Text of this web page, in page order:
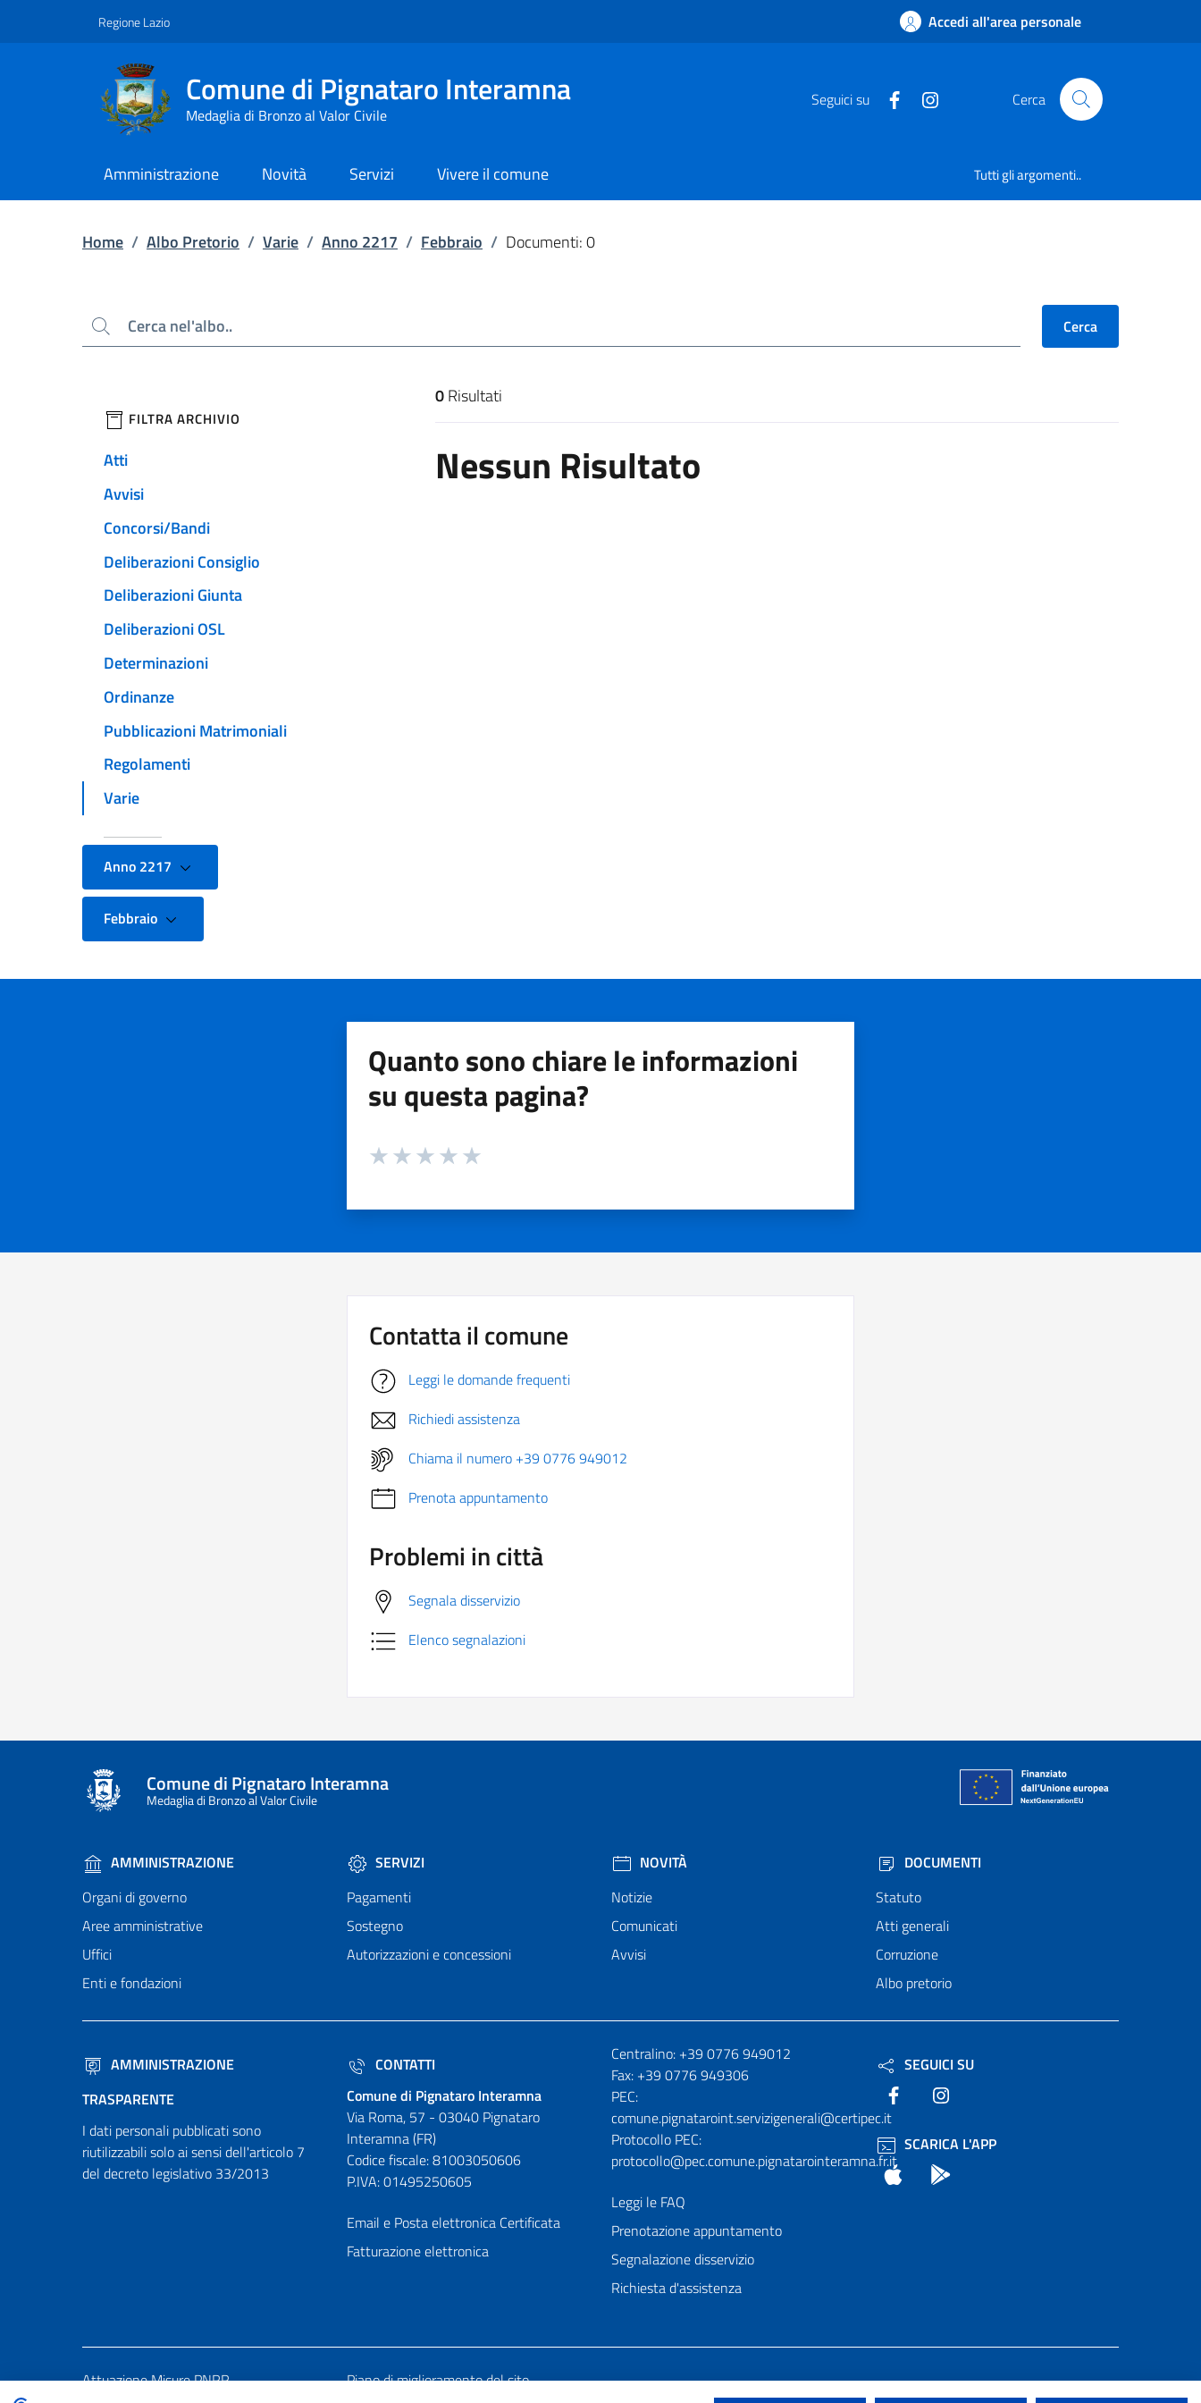
Regione Lazio Accedi all'area personale
Comune di Pignataro Interamna
Medaglia di Bronzo al Valor Civile
Seguici su Cerca
Amministrazione Novità Servizi Vivere il comune Tutti gli argomenti..
Home / Albo Pretorio / Varie / Anno 2217 / Febbraio / Documenti: 0
Cerca Cerca
filtri da applicare
FILTRA ARCHIVIO
Atti
Avvisi
Concorsi/Bandi
Deliberazioni Consiglio
Deliberazioni Giunta
Deliberazioni OSL
Determinazioni
Ordinanze
Pubblicazioni Matrimoniali
Regolamenti
Varie
Anno 2217
Febbraio
Risultati di ricerca
0Risultati
Nessun Risultato
Quanto sono chiare le informazioni
su questa pagina?
Valuta da 1 a 5 stelle la pagina
Contatta il comune
Leggi le domande frequenti
Richiedi assistenza
Chiama il numero +39 0776 949012
Prenota appuntamento
Problemi in città
Segnala disservizio
Elenco segnalazioni
Comune di Pignataro Interamna
Medaglia di Bronzo al Valor Civile
AMMINISTRAZIONE
Organi di governo
Aree amministrative
Uffici
Enti e fondazioni
SERVIZI
Pagamenti
Sostegno
Autorizzazioni e concessioni
NOVITÀ
Notizie
Comunicati
Avvisi
DOCUMENTI
Statuto
Atti generali
Corruzione
Albo pretorio
AMMINISTRAZIONE
TRASPARENTE
I dati personali pubblicati sono
riutilizzabili solo ai sensi dell'articolo 7
del decreto legislativo 33/2013
CONTATTI
Comune di Pignataro Interamna
Via Roma, 57 - 03040 Pignataro
Interamna (FR)
Codice fiscale: 81003050606
P.IVA: 01495250605
Email e Posta elettronica Certificata
Fatturazione elettronica
Numeri utili
Centralino: +39 0776 949012
Fax: +39 0776 949306
PEC:
comune.pignataroint.servizigenerali@certipec.it
Protocollo PEC:
protocollo@pec.comune.pignatarointeramna.fr.it
Leggi le FAQ
Prenotazione appuntamento
Segnalazione disservizio
Richiesta d'assistenza
SEGUICI SU
Facebook
SCARICA L'APP
App Store
Attuazione Misure PNRR Piano di miglioramento del sito